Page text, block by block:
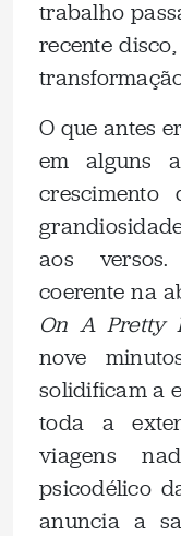
trabalho
recente
O que antes
em alguns
aos
coerente na
On A Pretty
nove
solidificam a
toda a
viagens
psicodélico
anuncia a